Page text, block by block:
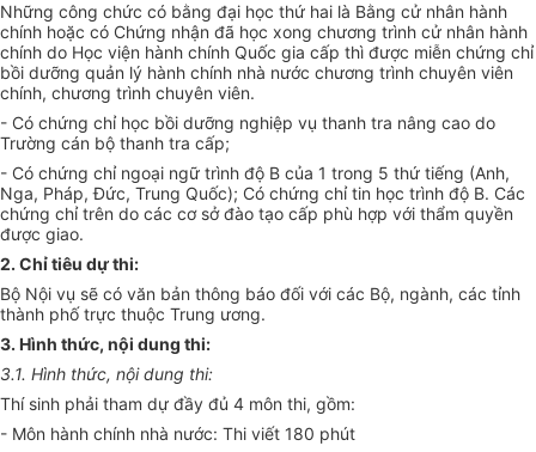
Những công chức có bằng đại học thứ hai là Bằng cử nhân hành
chính hoặc có Chứng nhận đã học xong chương trình cử nhân hành
chính do Học viện hành chính Quốc gia cấp thì được miễn chứng chỉ
bồi dưỡng quản lý hành chính nhà nước chương trình chuyên viên
chính, chương trình chuyên viên.
- Có chứng chỉ học bồi dưỡng nghiệp vụ thanh tra nâng cao do
Trường cán bộ thanh tra cấp;
- Có chứng chỉ ngoại ngữ trình độ B của 1 trong 5 thứ tiếng (Anh,
Nga, Pháp, Đức, Trung Quốc); Có chứng chỉ tin học trình độ B. Các
chứng chỉ trên do các cơ sở đào tạo cấp phù hợp với thẩm quyền
được giao.
2. Chỉ tiêu dự thi:
Bộ Nội vụ sẽ có văn bản thông báo đối với các Bộ, ngành, các tỉnh
thành phố trực thuộc Trung ương.
3. Hình thức, nội dung thi:
3.1. Hình thức, nội dung thi:
Thí sinh phải tham dự đầy đủ 4 môn thi, gồm:
- Môn hành chính nhà nước: Thi viết 180 phút